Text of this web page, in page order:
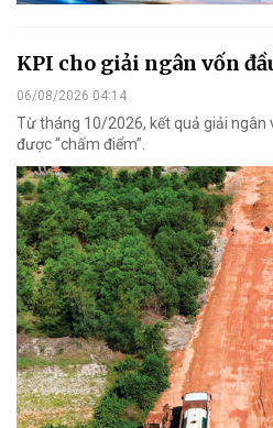
KPI cho giải ngân vốn
06/08/2026 04:14
Từ tháng 10/2026, kết quả giải ngân
được “chấm điểm”.